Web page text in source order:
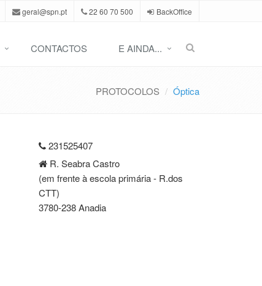
geral@spn.pt 22 60 70 500 BackOffice
CONTACTOS E AINDA...
PROTOCOLOS Óptica
231525407
R. Seabra Castro
(em frente à escola primária - R.dos
CTT)
3780-238 Anadia